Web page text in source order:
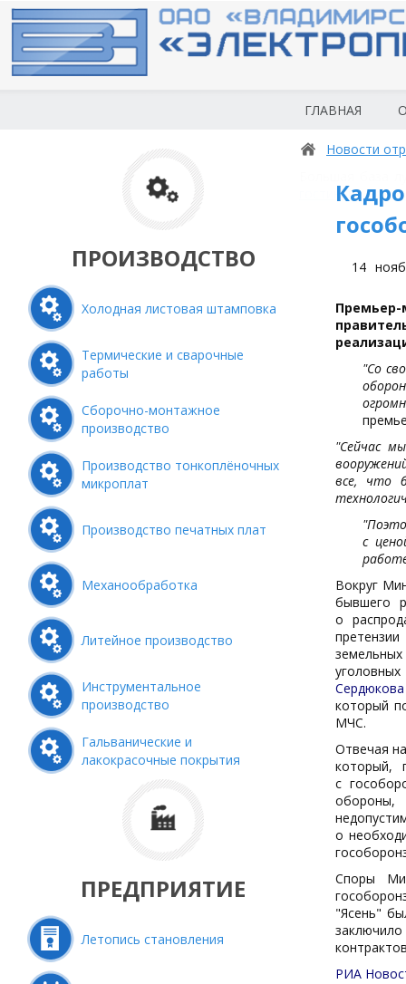
ГЛАВНАЯ
ПРОИЗВОДСТВО
Холодная листовая штамповка
Термические и сварочные
работы
Сборочно-монтажное
производство
Производство тонкоплёночных
микроплат
Производство печатных плат
Механообработка
Литейное производство
Инструментальное
производство
Гальванические и
лакокрасочные покрытия
ПРЕДПРИЯТИЕ
Летопись становления
Новости
14
"Со
"Сейчас
все, что
с
Вокруг
бывшего
о
который
МЧС.
Отвечая
который,
гостиницы
с
обороны,
о
Споры
"Ясень"
РИА